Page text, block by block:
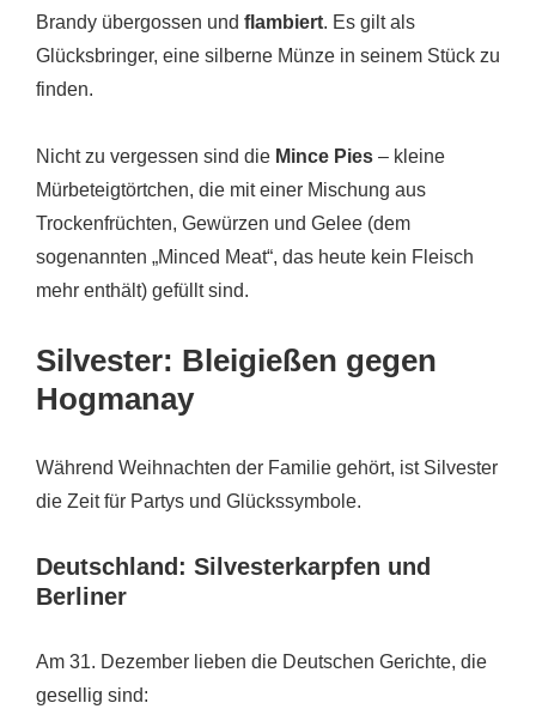
Brandy übergossen und flambiert. Es gilt als
Glücksbringer, eine silberne Münze in seinem Stück zu
finden.
Nicht zu vergessen sind die Mince Pies – kleine
Mürbeteigtörtchen, die mit einer Mischung aus
Trockenfrüchten, Gewürzen und Gelee (dem
sogenannten „Minced Meat“, das heute kein Fleisch
mehr enthält) gefüllt sind.
Silvester: Bleigießen gegen
Hogmanay
Während Weihnachten der Familie gehört, ist Silvester
die Zeit für Partys und Glückssymbole.
Deutschland: Silvesterkarpfen und
Berliner
Am 31. Dezember lieben die Deutschen Gerichte, die
gesellig sind: